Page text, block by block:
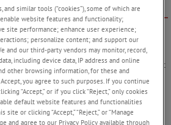
A GLANCE
- Measuring Up to Your Standards!
fournit des machines d'essais des
mesure de force qui délivrent le plus haut
précision pour les tests en contrôle
en laboratoire pour la recherche et
sont quelques-unes des marques
par AMETEK Sensors, Test &
and similar tools (“cookies”), some of which are
website features and functionality;
site performance; enhance user experience;
personalize content; and support our
and our third-party vendors may monitor, record,
including device data, IP address and online
other browsing information, for these and
you agree to such purposes. If you continue
“Accept,” or if you click “Reject,” only cookies
default website features and functionalities
or clicking “Accept,” “Reject,” or “Manage
and agree to our Privacy Policy available through